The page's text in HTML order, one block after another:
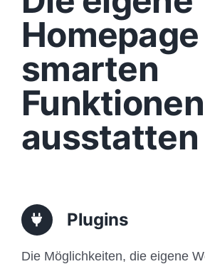
Funktionen
Aufbau
Traffic
smarten
Funktionen
ausstatten
Plugins
Die Möglichkeiten, die eigene